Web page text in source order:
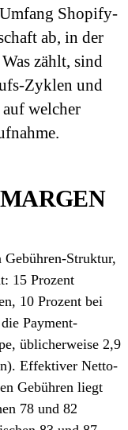
Shopify-
ab, in der
zählt, sind
Zyklen und
welcher
Struktur,
15 Prozent
10 Prozent bei
Payment-
üblicherweise 2,9
Effektiver Netto-
Gebühren liegt
78 und 82